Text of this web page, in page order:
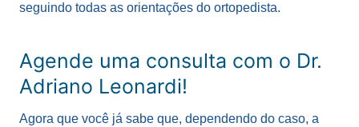
seguindo todas as orientações do ortopedista.
Agende uma consulta com o Dr.
Adriano Leonardi!
Agora que você já sabe que, dependendo do caso, a